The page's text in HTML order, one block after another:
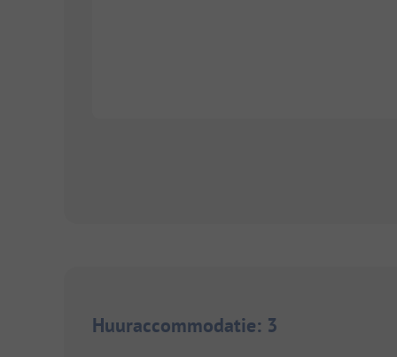
Huuraccommodatie: 3